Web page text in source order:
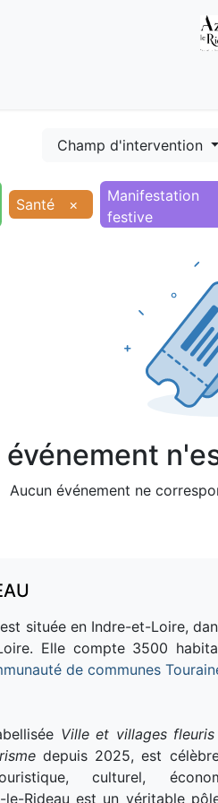
Champ d'intervention
Santé ×
Manifestation
festive
événement
Aucun événement ne
située en Indre-et-Loire,
Elle compte 3500
de communes
Ville et villages fleuris
depuis 2025, est
culturel,
le-Rideau est un véritable